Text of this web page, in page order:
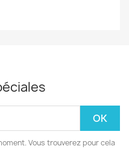
Vous trouverez pour cela